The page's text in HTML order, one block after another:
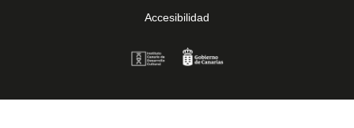
Accesibilidad